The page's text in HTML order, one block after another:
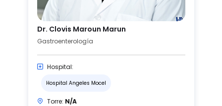
Dr. Clovis Maroun Marun
Gastroenterología
Hospital:
Hospital Angeles Mocel
Torre: N/A